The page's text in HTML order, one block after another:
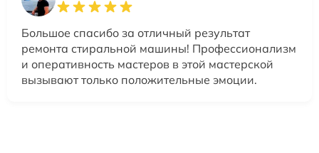
Большое спасибо за отличный результат
ремонта стиральной машины! Профессионализм
и оперативность мастеров в этой мастерской
вызывают только положительные эмоции.